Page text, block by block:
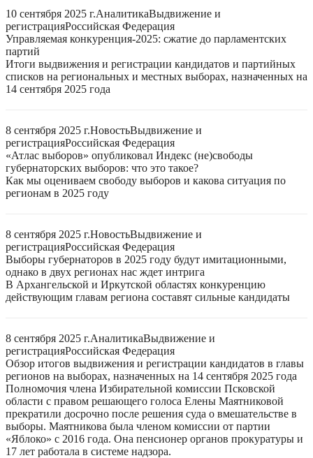
10 сентября 2025 г.АналитикаВыдвижение и
регистрацияРоссийская Федерация
Управляемая конкуренция-2025: сжатие до парламентских
партий
Итоги выдвижения и регистрации кандидатов и партийных
списков на региональных и местных выборах, назначенных на
14 сентября 2025 года
8 сентября 2025 г.НовостьВыдвижение и
регистрацияРоссийская Федерация
«Атлас выборов» опубликовал Индекс (не)свободы
губернаторских выборов: что это такое?
Как мы оцениваем свободу выборов и какова ситуация по
регионам в 2025 году
8 сентября 2025 г.НовостьВыдвижение и
регистрацияРоссийская Федерация
Выборы губернаторов в 2025 году будут имитационными,
однако в двух регионах нас ждет интрига
В Архангельской и Иркутской областях конкуренцию
действующим главам региона составят сильные кандидаты
8 сентября 2025 г.АналитикаВыдвижение и
регистрацияРоссийская Федерация
Обзор итогов выдвижения и регистрации кандидатов в главы
регионов на выборах, назначенных на 14 сентября 2025 года
Полномочия члена Избирательной комиссии Псковской
области с правом решающего голоса Елены Маятниковой
прекратили досрочно после решения суда о вмешательстве в
выборы. Маятникова была членом комиссии от партии
«Яблоко» с 2016 года. Она пенсионер органов прокуратуры и
17 лет работала в системе надзора.